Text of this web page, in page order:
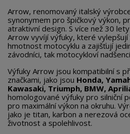
Arrow, renomovaný italský
synonymem pro špičkový výkon,
atraktivní design. S více než 30
Arrow vyvíjí výfuky, které
hmotnost motocyklu a zajišťují
závodníci, tak motocykloví
Výfuky Arrow jsou kompatibilní s
značkami, jako jsou Honda,
Kawasaki, Triumph, BMW,
homologované výfuky pro silniční
pro maximální výkon na okruhu.
jako je titan, karbon a nerezová
životnost a spolehlivost.